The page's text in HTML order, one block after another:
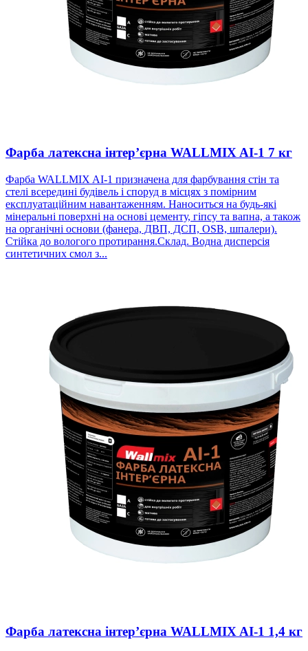
Фарба латексна інтер’єрна WALLMIX AI-1 7 кг
Фарба WALLMIX AI-1 призначена для фарбування стін та
стелі всередині будівель і споруд в місцях з помірним
експлуатаційним навантаженням. Наноситься на будь-які
мінеральні поверхні на основі цементу, гіпсу та вапна, а також
на органічні основи (фанера, ДВП, ДСП, OSB, шпалери).
Стійка до вологого протирання.Склад. Водна дисперсія
синтетичних смол з...
Фарба латексна інтер’єрна WALLMIX AI-1 1,4 кг